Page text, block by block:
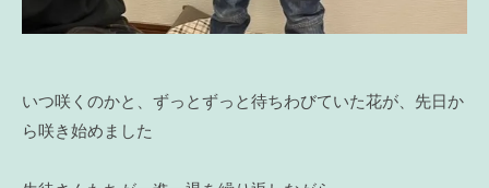
いつ咲くのかと、ずっとずっと待ちわびていた花が、先日か
ら咲き始めました